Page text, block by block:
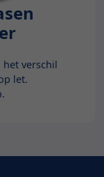
het verschil
let.